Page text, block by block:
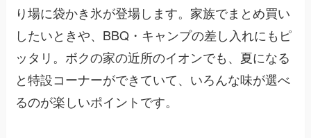
り場に袋かき氷が登場します。家族でまとめ買い
したいときや、BBQ・キャンプの差し入れにもピ
ッタリ。ボクの家の近所のイオンでも、夏になる
と特設コーナーができていて、いろんな味が選べ
るのが楽しいポイントです。